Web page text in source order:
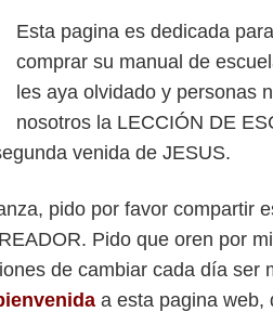
Esta pagina es dedicada
comprar su manual de
les aya olvidado y personas
nosotros la LECCIÓN DE
venida de JESUS.
pido por favor compartir
Pido que oren por
de cambiar cada día ser
a esta pagina web,